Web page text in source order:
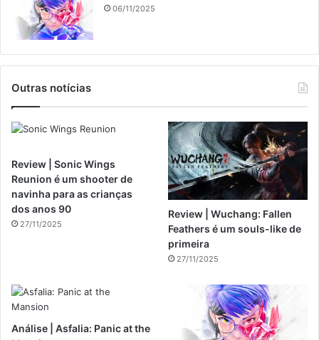
06/11/2025
Outras notícias
Review | Sonic Wings
Reunion é um shooter de
navinha para as crianças
dos anos 90
27/11/2025
Review | Wuchang: Fallen
Feathers é um souls-like de
primeira
27/11/2025
Análise | Asfalia: Panic at the